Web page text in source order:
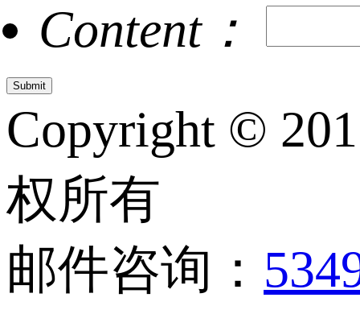
Content：
Copyright ©
权所有
邮件咨询：